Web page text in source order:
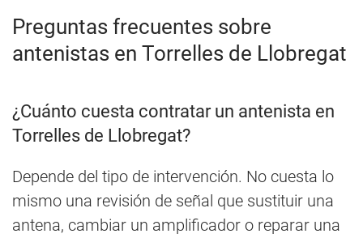
Preguntas frecuentes sobre
antenistas en Torrelles de Llobregat
¿Cuánto cuesta contratar un antenista en
Torrelles de Llobregat?
Depende del tipo de intervención. No cuesta lo
mismo una revisión de señal que sustituir una
antena, cambiar un amplificador o reparar una